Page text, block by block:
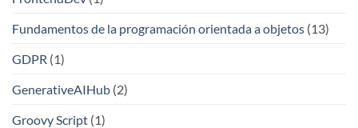
Fundamentos de la programación orientada a objetos (13)
GDPR (1)
GenerativeAIHub (2)
Groovy Script (1)